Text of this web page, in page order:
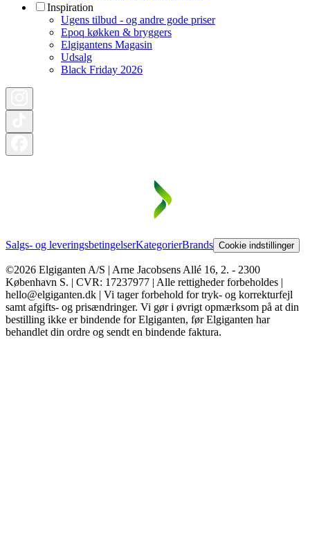
Inspiration
Ugens tilbud - og andre gode priser
Epoq køkken & bryggers
Elgigantens Magasin
Udsalg
Black Friday 2026
Salgs- og leveringsbetingelserKategorierBrands Cookie indstillinger
©2026 Elgiganten A/S | Arne Jacobsens Allé 16, 2. - 2300
København S. | CVR: 17237977 | Alle rettigheder forbeholdes |
hello@elgiganten.dk | Vi tager forbehold for tryk- og korrekturfejl
samt afgifts- og prisændringer. Vi gør i øvrigt opmærksom på at din
bestilling ikke er bindende for Elgiganten, før Elgiganten har
behandlet din ordre og sendt en bindende faktura.